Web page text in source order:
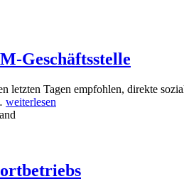
Geschäftsstelle
letzten Tagen empfohlen, direkte
weiterlesen